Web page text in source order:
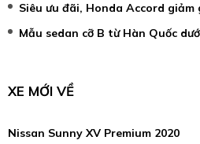
Siêu ưu đãi, Honda Accord
Mẫu sedan cỡ B từ Hàn Quốc
XE MỚI VỀ
Nissan Sunny XV Premium 2020